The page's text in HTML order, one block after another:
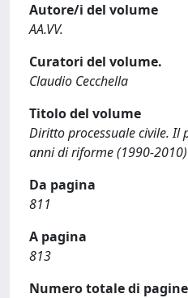
Autore/i del volume
AA.VV.
Curatori del volume.
Claudio Cecchella
Titolo del volume
Diritto processuale civile. Il
anni di riforme (1990-2010)
Da pagina
811
A pagina
813
Numero totale di pagine